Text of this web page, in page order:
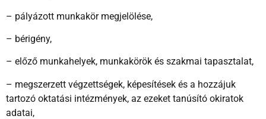
– pályázott munkakör megjelölése,
– bérigény,
– előző munkahelyek, munkakörök és szakmai tapasztalat,
– megszerzett végzettségek, képesítések és a hozzájuk
tartozó oktatási intézmények, az ezeket tanúsító okiratok
adatai,